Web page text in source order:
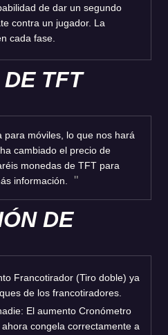
de dar un segundo
contra un jugador. La
cada fase.
TFT
para móviles, lo que nos hará
cambiado el precio de
monedas de TFT para
información.
DE
Francotirador (Tiro doble) ya
de los francotiradores.
El aumento Cronómetro
congela correctamente a